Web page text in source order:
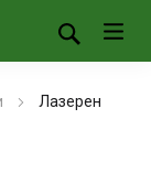
Лазерен